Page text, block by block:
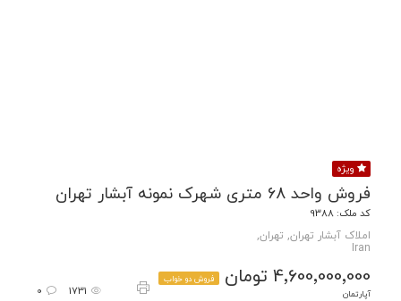
ویژه
فروش واحد 68 متری شهرک نمونه آبشار تهران
کد ملک: 9388
املاک آبشار تهران, تهران,
Iran
4٬600٬000٬000 تومان
فروش دو خواب
آپارتمان
1731
0